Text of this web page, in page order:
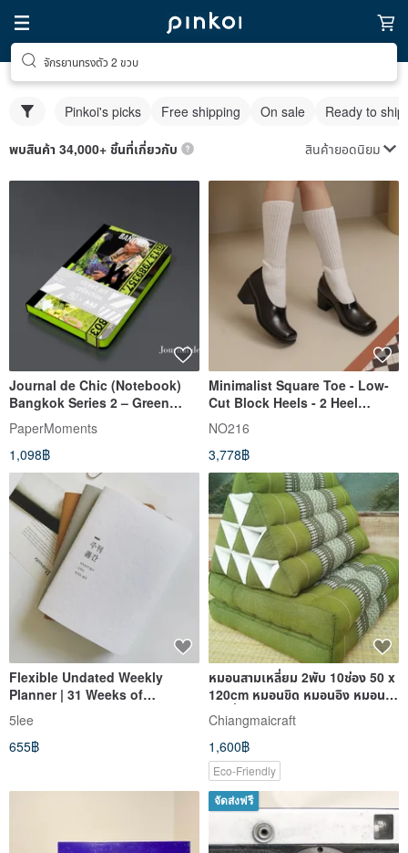
จักรยานทรงตัว 2 ขวบ
Pinkoi's picks Free shipping On sale Ready to ship
พบสินค้า 34,000+ ชิ้นที่เกี่ยวกับ สินค้ายอดนิยม
Journal de Chic (Notebook)
Bangkok Series 2 – Green
Market (Green)
PaperMoments
1,098฿
Minimalist Square Toe - Low-
Cut Block Heels - 2 Heel
Heights - Black
NO216
3,778฿
Flexible Undated Weekly
Planner | 31 Weeks of
Productivity
5lee
655฿
หมอนสามเหลี่ยม 2พับ 10ช่อง 50 x
120cm หมอนขิด หมอนอิง หมอน
นุ่น ที่นอนนุ่นลายขิด
Chiangmaicraft
1,600฿
Eco-Friendly
จัดส่งฟรี